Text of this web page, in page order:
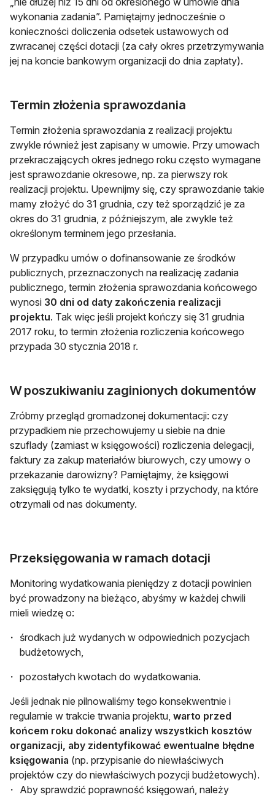
wykonania zadania”. Pamiętajmy jednocześnie o
konieczności doliczenia odsetek ustawowych od
zwracanej części dotacji (za cały okres przetrzymywania
jej na koncie bankowym organizacji do dnia zapłaty).
Termin złożenia sprawozdania
Termin złożenia sprawozdania z realizacji projektu
zwykle również jest zapisany w umowie. Przy umowach
przekraczających okres jednego roku często wymagane
jest sprawozdanie okresowe, np. za pierwszy rok
realizacji projektu. Upewnijmy się, czy sprawozdanie takie
mamy złożyć do 31 grudnia, czy też sporządzić je za
okres do 31 grudnia, z późniejszym, ale zwykle też
określonym terminem jego przesłania.
W przypadku umów o dofinansowanie ze środków
publicznych, przeznaczonych na realizację zadania
publicznego, termin złożenia sprawozdania końcowego
wynosi 30 dni od daty zakończenia realizacji
projektu. Tak więc jeśli projekt kończy się 31 grudnia
2017 roku, to termin złożenia rozliczenia końcowego
przypada 30 stycznia 2018 r.
W poszukiwaniu zaginionych dokumentów
Zróbmy przegląd gromadzonej dokumentacji: czy
przypadkiem nie przechowujemy u siebie na dnie
szuflady (zamiast w księgowości) rozliczenia delegacji,
faktury za zakup materiałów biurowych, czy umowy o
przekazanie darowizny? Pamiętajmy, że księgowi
zaksięgują tylko te wydatki, koszty i przychody, na które
otrzymali od nas dokumenty.
Przeksięgowania w ramach dotacji
Monitoring wydatkowania pieniędzy z dotacji powinien
być prowadzony na bieżąco, abyśmy w każdej chwili
mieli wiedzę o:
środkach już wydanych w odpowiednich pozycjach
budżetowych,
pozostałych kwotach do wydatkowania.
Jeśli jednak nie pilnowaliśmy tego konsekwentnie i
regularnie w trakcie trwania projektu, warto przed
końcem roku dokonać analizy wszystkich kosztów
organizacji, aby zidentyfikować ewentualne błędne
księgowania (np. przypisanie do niewłaściwych
projektów czy do niewłaściwych pozycji budżetowych).
Aby sprawdzić poprawność księgowań, należy